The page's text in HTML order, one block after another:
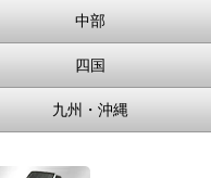
中部
四国
九州・沖縄